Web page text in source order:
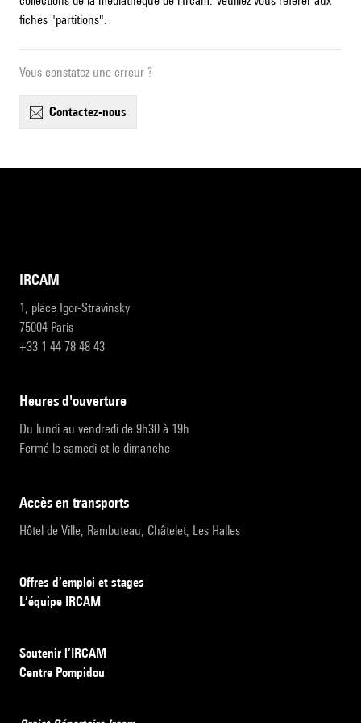
fiches "partitions".
Vous constatez une erreur ?
contactez-nous
IRCAM
1, place Igor-Stravinsky
75004 Paris
+33 1 44 78 48 43
heures d'ouverture
Du lundi au vendredi de 9h30 à 19h
Fermé le samedi et le dimanche
accès en transports
Hôtel de Ville, Rambuteau, Châtelet, Les Halles
Offres d’emploi et stages
L’équipe IRCAM
Soutenir l’IRCAM
Centre Pompidou